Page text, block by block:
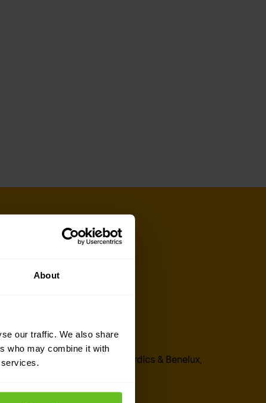
About
our traffic. We also share
who may combine it with
Marcel Muller
SASE Area Sales Executive Nordics & Benelux,